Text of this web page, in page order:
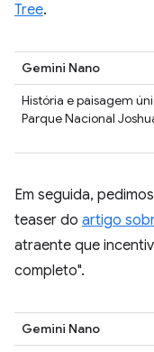
Tree.
Gemini Nano
História e paisagem
Parque Nacional
Em seguida,
teaser do artigo
atraente que
completo".
Gemini Nano